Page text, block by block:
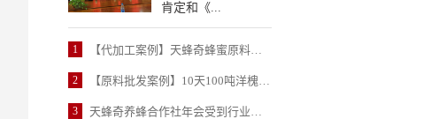
肯定和《...
1 【代加工案例】天蜂奇蜂蜜原料以100%合格率获得北京某保健品公司高度认可
2 【原料批发案例】10天100吨洋槐蜂蜜 天蜂奇让北京某大型民营蜂蜜厂惊喜不已
3 天蜂奇养蜂合作社年会受到行业协会肯定和《中国蜂产品》报道